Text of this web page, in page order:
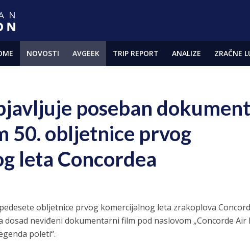
NOVOSTI AVGEEK TRIP REPORT ANALIZE ZRAČNE
poseban
50. obljetnice prvog
leta Concordea
obljetnice prvog komercijalnog leta zrakoplova
dosad neviđeni dokumentarni film pod naslovom „Concorde Air
poleti“.